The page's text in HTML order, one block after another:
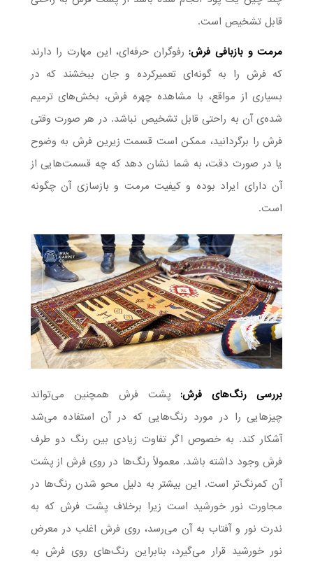
قابل تشخیص است.
مرمت و بازبافی فرش:رفوگر‌ان حرفه‌ای، این مهارت را دارند
که فرش را به گونه‌ای تعمیرکرده و جان ببخشند که در
بسیاری از مواقع، با مشاهده چهره فرش، بخش‌های ترمیم
شده‌ی آن به راحتی قابل تشخیص نباشد. در هر صورت وقتی
فرش را برگردانید، ممکن است قسمت زیرین فرش به وضوح
یا در صورت دقت، به شما نشان دهد که چه قسمت‌هایی از
آن دارای ایراد بوده و کیفیت مرمت و بازسازی آن چگونه
است.
بررسی رنگ‌های فرش:پشت فرش همچنین می‌تواند
چیزهایی را در مورد رنگ‌هایی که در آن استفاده می‌شد
آشکار کند. به خصوص اگر تفاوت زیادی بین رنگ دو طرف
فرش وجود داشته باشد. معمولاً رنگ‌ها در روی فرش از پشت
آن کمرنگ‌تر است. این بیشتر به دلیل محو شدن رنگ‌ها در
مجاورت نور خورشید است زیرا برخلاف پشت فرش که به
ندرت نور و آفتاب به آن می‌رسد، روی فرش اغلب در معرض
نور خورشید قرار می‌گیرد، بنابراین رنگ‌های روی فرش به